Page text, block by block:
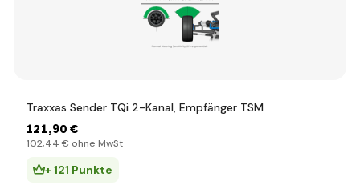
Traxxas Sender TQi 2-Kanal, Empfänger TSM
121,90 €
102,44 € ohne MwSt
+ 121 Punkte